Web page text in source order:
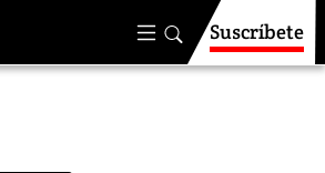
Suscríbete